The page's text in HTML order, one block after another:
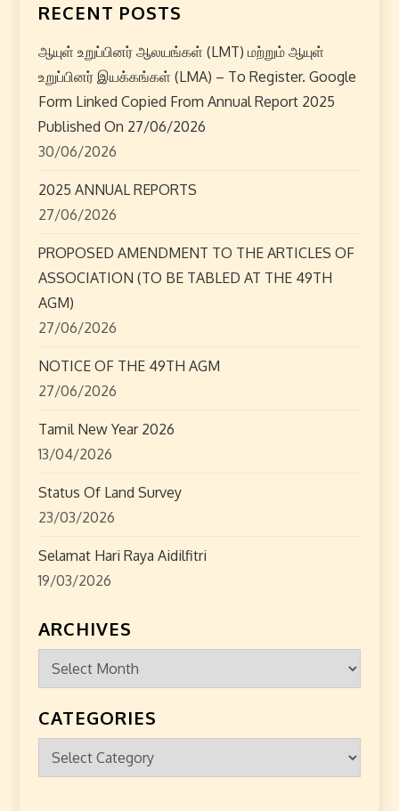
a
v
i
g
a
t
i
o
n
RECENT POSTS
ஆயுள் உறுப்பினர் ஆலயங்கள் (LMT) மற்றும் ஆயுள்
உறுப்பினர் இயக்கங்கள் (LMA) – To Register. Google
Form Linked Copied From Annual Report 2025
Published On 27/06/2026
30/06/2026
2025 ANNUAL REPORTS
27/06/2026
PROPOSED AMENDMENT TO THE ARTICLES OF
ASSOCIATION (TO BE TABLED AT THE 49TH
AGM)
27/06/2026
NOTICE OF THE 49TH AGM
27/06/2026
Tamil New Year 2026
13/04/2026
Status Of Land Survey
23/03/2026
Selamat Hari Raya Aidilfitri
19/03/2026
ARCHIVES
Archives
CATEGORIES
Categories